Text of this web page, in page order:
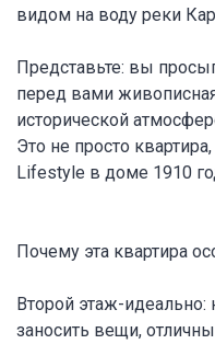
видом на воду реки
Представьте: вы
перед вами
исторической
Это не просто
Lifestyle в доме 1910
Почему эта квартира
Второй этаж-идеально:
заносить вещи,